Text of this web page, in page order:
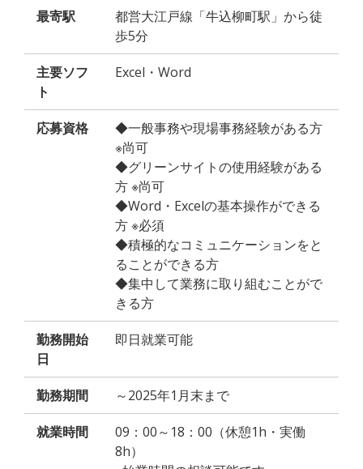
最寄駅
都営大江戸線「牛込柳町駅」から徒
歩5分
主要ソフ
ト
Excel・Word
応募資格
◆一般事務や現場事務経験がある方
※尚可
◆グリーンサイトの使用経験がある
方 ※尚可
◆Word・Excelの基本操作ができる
方 ※必須
◆積極的なコミュニケーションをと
ることができる方
◆集中して業務に取り組むことがで
きる方
勤務開始
日
即日就業可能
勤務期間 ～2025年1月末まで
就業時間
09：00～18：00（休憩1h・実働
8h）